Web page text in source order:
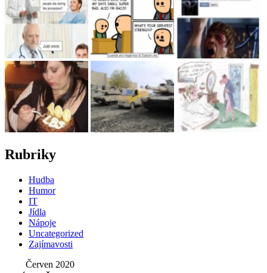
Rubriky
Hudba
Humor
IT
Jídla
Nápoje
Uncategorized
Zajímavosti
Červen 2020